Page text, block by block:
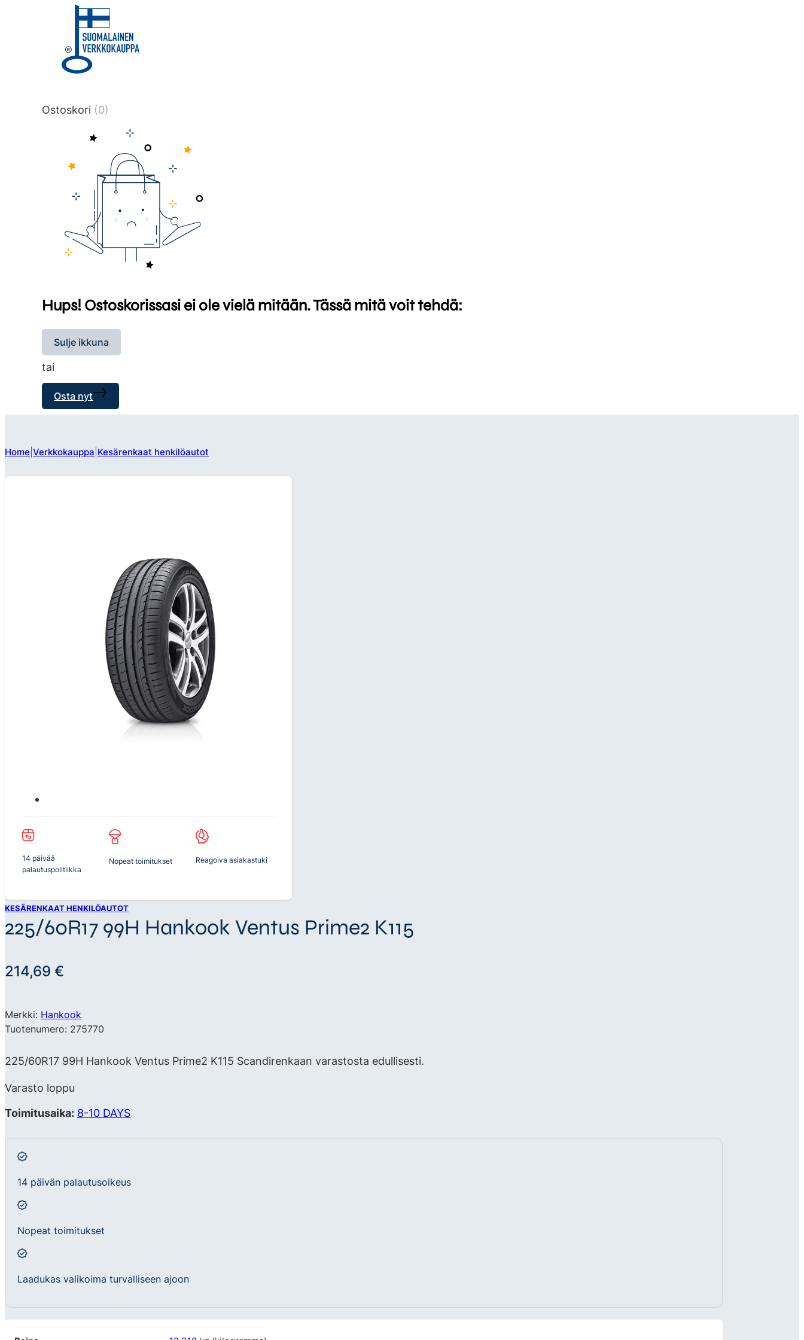
title or content.","post_type":
["product"],"ajax_loader_animation":"ripple","ajax_loader_selector":"#brxe-
tmlmvi","meta_query":
data-original-query-vars="[]" data-page="1" data-max-
Ostoskori (0)
Hups! Ostoskorissasi ei ole vielä mitään. Tässä mitä voit tehdä:
Sulje ikkuna
tai
Osta nyt
Home Verkkokauppa Kesärenkaat henkilöautot
14 päivää
palautuspolitiikka
Nopeat toimitukset Reagoiva asiakastuki
KESÄRENKAAT HENKILÖAUTOT
225/60R17 99H Hankook Ventus Prime2 K115
214,69 €
Merkki: Hankook
Tuotenumero: 275770
225/60R17 99H Hankook Ventus Prime2 K115 Scandirenkaan varastosta edullisesti.
Varasto loppu
Toimitusaika: 8-10 DAYS
14 päivän palautusoikeus
Nopeat toimitukset
Laadukas valikoima turvalliseen ajoon